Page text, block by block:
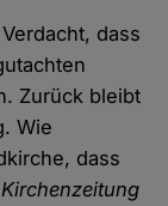
dass
Zurück bleibt
Wie
dass